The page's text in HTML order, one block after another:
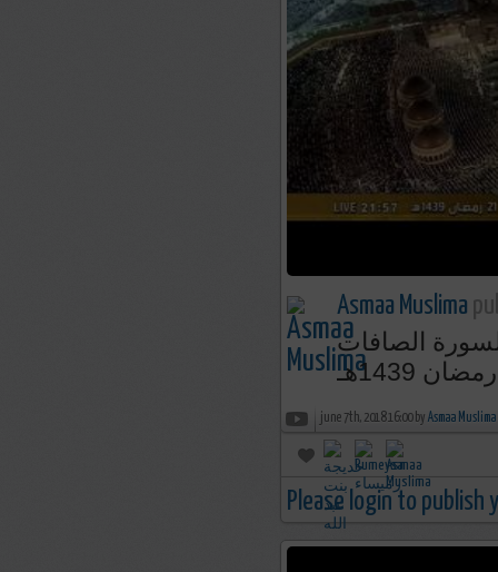
Asmaa Muslima
الصافات
1439هـ
june 7th, 2018 16:00 by Asmaa Muslima
Please login to publish